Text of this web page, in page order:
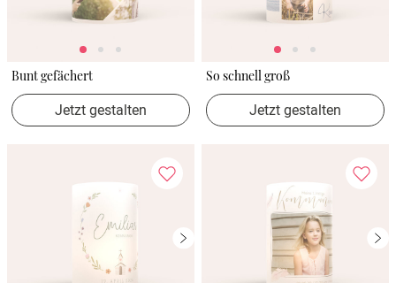
Bunt gefächert
Jetzt gestalten
So schnell groß
Jetzt gestalten